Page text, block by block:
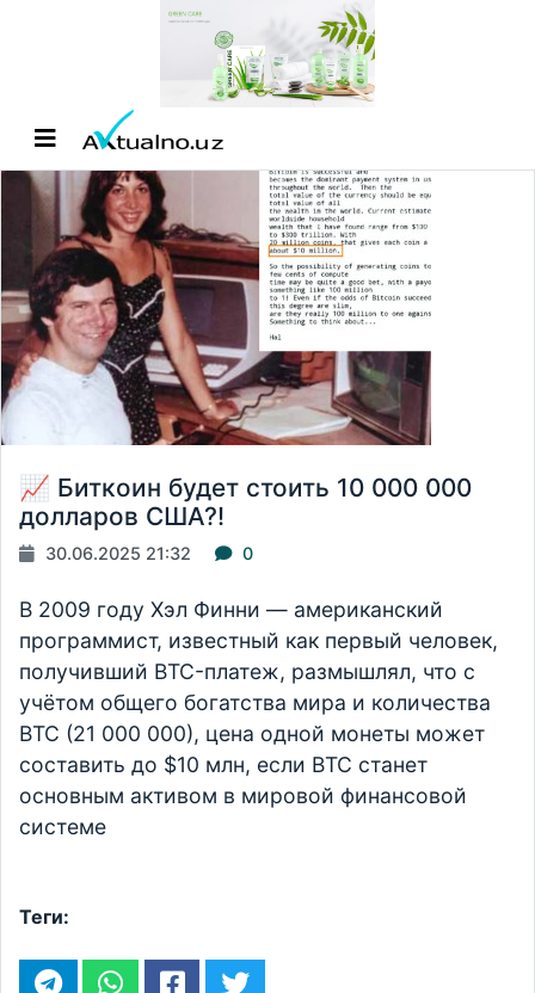
📈 Биткоин будет стоить 10 000 000
долларов США?!
30.06.2025 21:32 0
В 2009 году Хэл Финни — американский
программист, известный как первый человек,
получивший BTC-платеж, размышлял, что с
учётом общего богатства мира и количества
BTC (21 000 000), цена одной монеты может
составить до $10 млн, если BTC станет
основным активом в мировой финансовой
системе
Теги: